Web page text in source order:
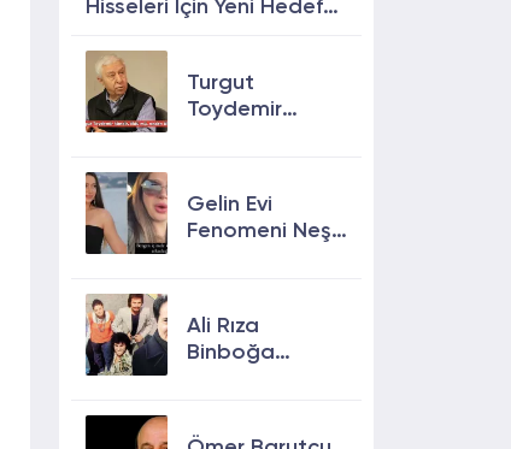
Hisseleri İçin Yeni Hedef
Potansiyeli
Turgut
Toydemir
Gelin Evi
Fenomeni Neşe
neden öldü?
Ali Rıza
Binboğa
Kalmasın